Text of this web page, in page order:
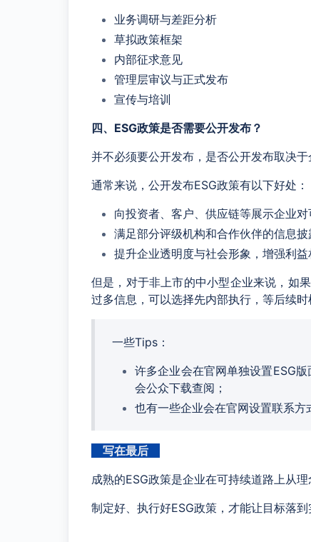
业务调研与差距分析
草拟政策框架
内部征求意见
管理层审议与正式发布
宣传与培训
四、ESG政策是否需要公开发布？
并不必须要公开发布，是否公开发布取决于
通常来说，公开发布ESG政策有以下好处：
向投资者、客户、供应链等展示企业
满足部分评级机构和合作伙伴的信息披
提升企业透明度与社会形象，增强利益
但是，对于非上市的中小型企业来说，如
过多信息，可以选择先内部执行，等后续时
一些Tips：
许多企业会在官网单独设置ESG
会公众下载查阅；
也有一些企业会在官网设置联系方
写在最后
成熟的ESG政策是企业在可持续道路上从
制定好、执行好ESG政策，才能让目标落